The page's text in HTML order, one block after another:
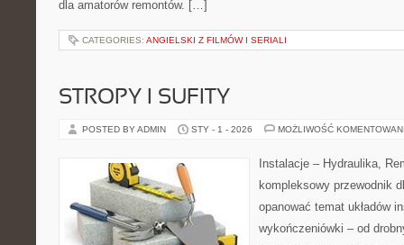
dla amatorów remontów. […]
CATEGORIES: ANGIELSKI Z FILMÓW I SERIALI
STROPY I SUFITY
POSTED BY ADMIN STY - 1 - 2026 MOŻLIWOŚĆ
Instalacje – Hydraulika,
kompleksowy przewodnik
opanować temat układów
wykończeniówki – od